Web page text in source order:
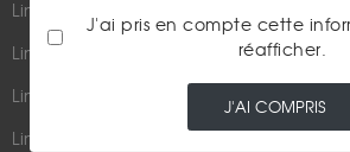
Lingot 1Kg Or
Lingot 100g Or
Lingotin 1 Once Or
Lingotin 1g Or
Qui
Plan du
J'ai pris en compte cette
réafficher.
J'AI COMPRIS